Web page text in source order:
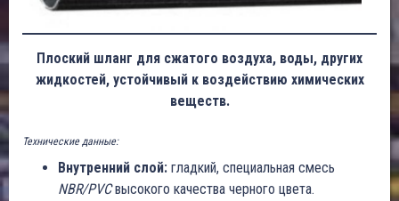
Плоский шланг для сжатого воздуха, воды, других
жидкостей, устойчивый к воздействию химических
веществ.
Технические данные:
Внутренний слой: гладкий, специальная смесь
NBR/PVCвысокого качества черного цвета.